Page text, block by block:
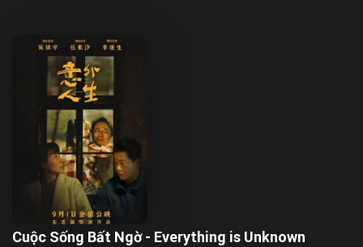
Cuộc Sống Bất Ngờ - Everything is Unknown